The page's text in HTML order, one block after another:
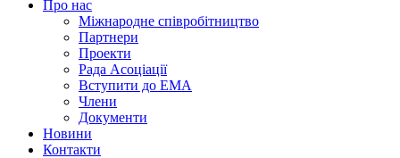
Про нас
Міжнародне співробітництво
Партнери
Проекти
Рада Асоціації
Вступити до ЕМА
Члени
Документи
Новини
Контакти